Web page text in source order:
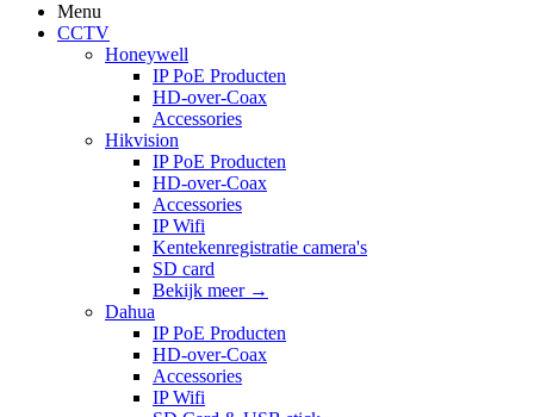
Menu
CCTV
Honeywell
IP PoE Producten
HD-over-Coax
Accessories
Hikvision
IP PoE Producten
HD-over-Coax
Accessories
IP Wifi
Kentekenregistratie camera's
SD card
Bekijk meer →
Dahua
IP PoE Producten
HD-over-Coax
Accessories
IP Wifi